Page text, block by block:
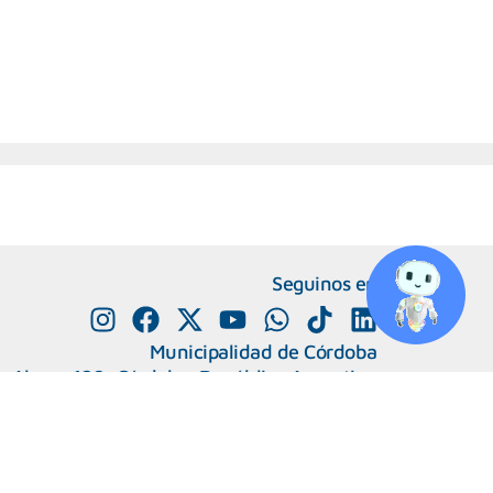
Seguinos en
Municipalidad de Córdoba
Alvear 120, Córdoba. República Argentina